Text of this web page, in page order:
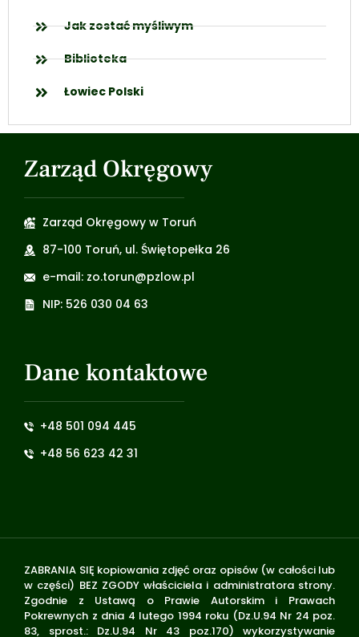
Jak zostać myśliwym
Biblioteka
Łowiec Polski
Zarząd Okręgowy
Zarząd Okręgowy w Toruń
87-100 Toruń, ul. Świętopełka 26
e-mail: zo.torun@pzlow.pl
NIP: 526 030 04 63
Dane kontaktowe
+48 501 094 445
+48 56 623 42 31
ZABRANIA SIĘ kopiowania zdjęć oraz opisów (w całości lub
w części) BEZ ZGODY właściciela i administratora strony.
Zgodnie z Ustawą o Prawie Autorskim i Prawach
Pokrewnych z dnia 4 lutego 1994 roku (Dz.U.94 Nr 24 poz.
83, sprost.: Dz.U.94 Nr 43 poz.170) wykorzystywanie